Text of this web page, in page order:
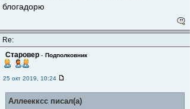
блогадорю
Re:
Старовер - Подполковник
25 окт 2019, 10:24
Аллеекксс писал(а)